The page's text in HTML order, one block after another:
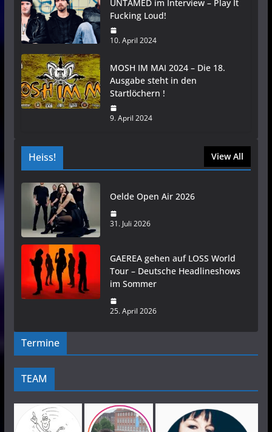
UNTAMED im Interview – Play It
Fucking Loud!
10. April 2024
MOSH IM MAI 2024 – Die 18.
Ausgabe steht in den
Startlöchern !
9. April 2024
Heiss! View All
Oelde Open Air 2026
31. Juli 2026
GAEREA gehen auf LOSS World
Tour – Deutsche Headlineshows
im Sommer
25. April 2026
Termine
TEAM